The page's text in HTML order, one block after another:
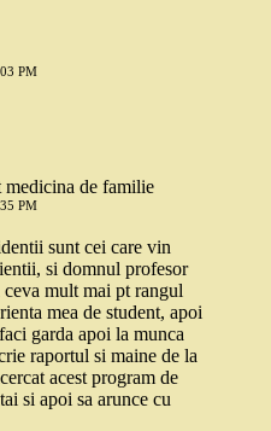
PM
medicina de familie
PM
sunt cei care vin
si domnul profesor
mult mai pt rangul
mea de student, apoi
garda apoi la munca
raportul si maine de la
acest program de
si apoi sa arunce cu